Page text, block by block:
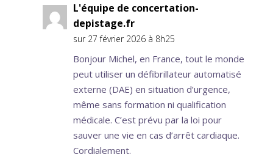
L'équipe de concertation-
depistage.fr
sur 27 février 2026 à 8h25
Bonjour Michel, en France, tout le monde
peut utiliser un défibrillateur automatisé
externe (DAE) en situation d’urgence,
même sans formation ni qualification
médicale. C’est prévu par la loi pour
sauver une vie en cas d’arrêt cardiaque.
Cordialement.